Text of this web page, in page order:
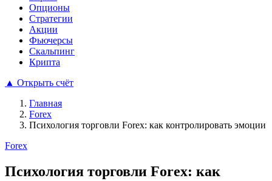
Опционы
Стратегии
Акции
Фьючерсы
Скальпинг
Крипта
▲ Открыть счёт
Главная
Forex
Психология торговли Forex: как контролировать эмоции
Forex
Психология торговли Forex: как